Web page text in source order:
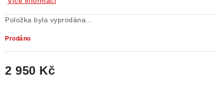
Položka byla vyprodána…
Prodáno
2 950 Kč